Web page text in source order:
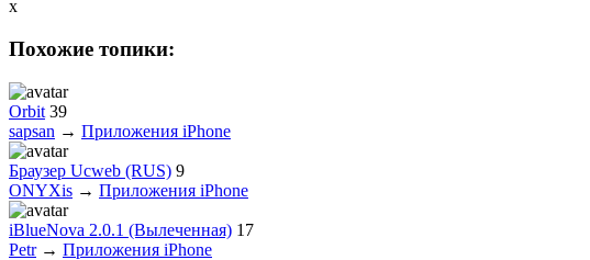
x
Похожие топики:
Orbit 39
sapsan → Приложения iPhone
Браузер Ucweb (RUS) 9
ONYXis → Приложения iPhone
iBlueNova 2.0.1 (Вылеченная) 17
Petr→ Приложения iPhone